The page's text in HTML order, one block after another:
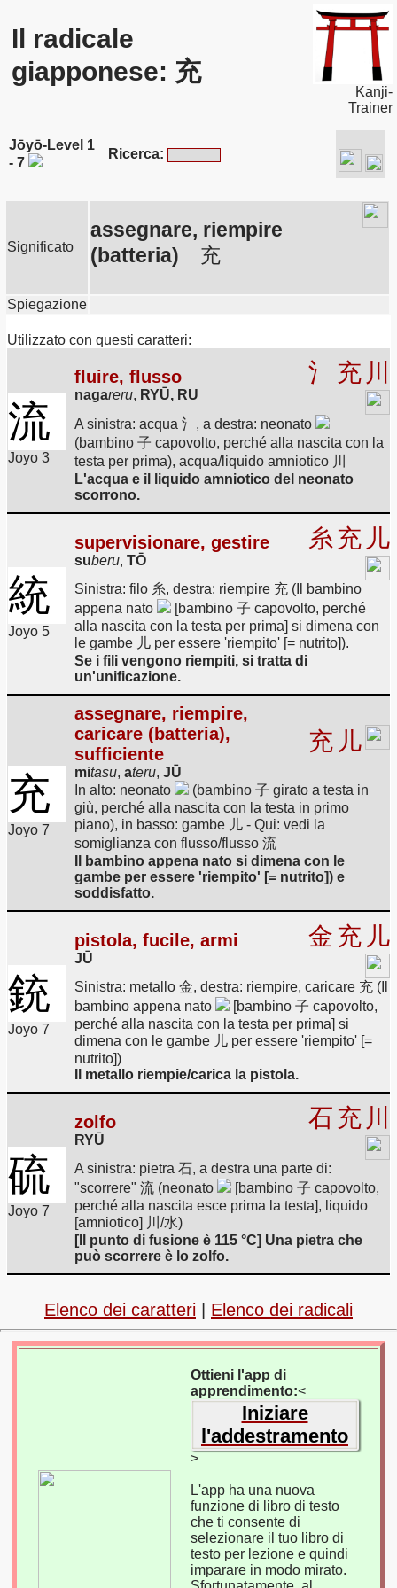
Il radicale
giapponese: 充
Kanji-
Trainer
Jōyō-Level 1
- 7
Ricerca:
Significato
assegnare, riempire
(batteria) 充
Spiegazione
Utilizzato con questi caratteri:
流
Joyo 3
fluire, flusso
nagareru, RYŪ, RU
氵 充 川
A sinistra: acqua 氵, a destra: neonato
(bambino 子 capovolto, perché alla nascita con la
testa per prima), acqua/liquido amniotico 川
L'acqua e il liquido amniotico del neonato
scorrono.
統
Joyo 5
supervisionare, gestire
suberu, TŌ
糸充 儿
Sinistra: filo 糸, destra: riempire 充 (Il bambino
appena nato
[bambino 子 capovolto, perché
alla nascita con la testa per prima] si dimena con
le gambe 儿 per essere 'riempito' [= nutrito]).
Se i fili vengono riempiti, si tratta di
un'unificazione.
充
Joyo 7
assegnare, riempire,
caricare (batteria),
sufficiente
mitasu, ateru, JŪ
充 儿
In alto: neonato
(bambino 子 girato a testa in
giù, perché alla nascita con la testa in primo
piano), in basso: gambe 儿 - Qui: vedi la
somiglianza con flusso/flusso 流
Il bambino appena nato si dimena con le
gambe per essere 'riempito' [= nutrito]) e
soddisfatto.
銃
Joyo 7
pistola, fucile, armi
JŪ
金充 儿
Sinistra: metallo 金, destra: riempire, caricare 充 (Il
bambino appena nato
[bambino 子 capovolto,
perché alla nascita con la testa per prima] si
dimena con le gambe 儿 per essere 'riempito' [=
nutrito])
Il metallo riempie/carica la pistola.
硫
Joyo 7
zolfo
RYŪ
石充 川
A sinistra: pietra 石, a destra una parte di:
"scorrere" 流 (neonato
[bambino 子 capovolto,
perché alla nascita esce prima la testa], liquido
[amniotico] 川/水)
[Il punto di fusione è 115 °C] Una pietra che
può scorrere è lo zolfo.
Elenco dei caratteri Elenco dei radicali
Ottieni l'app di
apprendimento:<
Iniziare
l'addestramento
>
L'app ha una nuova
funzione di libro di testo
che ti consente di
selezionare il tuo libro di
testo per lezione e quindi
imparare in modo mirato.